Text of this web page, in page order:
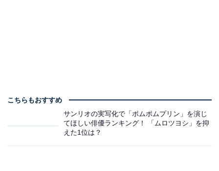
こちらもおすすめ
サンリオの実写化で「ポムポムプリン」を演じ
てほしい俳優ランキング！ 「ムロツヨシ」を抑
えた1位は？